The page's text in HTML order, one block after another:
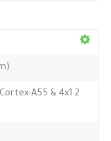
A55 & 4x1.2